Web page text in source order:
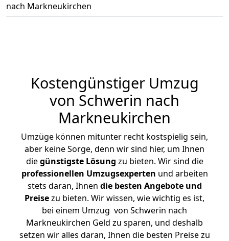
nach Markneukirchen
Kostengünstiger Umzug
von Schwerin nach
Markneukirchen
Umzüge können mitunter recht kostspielig sein,
aber keine Sorge, denn wir sind hier, um Ihnen
diegünstigste Lösung zu bieten. Wir sind die
professionellen Umzugsexperten und arbeiten
stets daran, Ihnen die besten Angebote und
Preisezu bieten. Wir wissen, wie wichtig es ist,
bei einem Umzug von Schwerin nach
Markneukirchen Geld zu sparen, und deshalb
setzen wir alles daran, Ihnen die besten Preise zu